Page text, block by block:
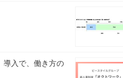
導入で、働き方の